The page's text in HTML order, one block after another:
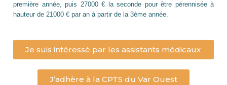
première année, puis 27000 € la seconde pour être pérennisée à
hauteur de 21000 € par an à partir de la 3ème année.
Je suis intéressé par les assistants médicaux
J’adhère à la CPTS du Var Ouest